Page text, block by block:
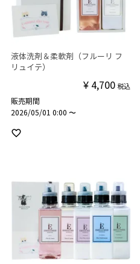
液体洗剤＆柔軟剤（フルーリ フ
リュイテ）
¥ 4,700 税込
販売期間
2026/05/01 0:00 〜